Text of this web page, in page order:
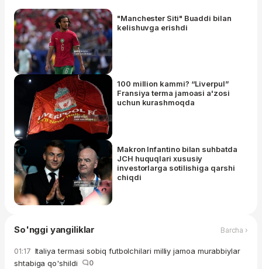
"Manchester Siti" Buaddi bilan
kelishuvga erishdi
100 million kammi? “Liverpul”
Fransiya terma jamoasi a'zosi
uchun kurashmoqda
Makron Infantino bilan suhbatda
JCH huquqlari xususiy
investorlarga sotilishiga qarshi
chiqdi
So'nggi yangiliklar Barcha ›
01:17 Italiya termasi sobiq futbolchilari milliy jamoa murabbiylar
shtabiga qo'shildi
0